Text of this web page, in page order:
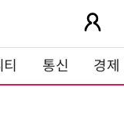
통신 경제